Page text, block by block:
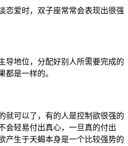
恋爱时，双子座常常会表现出很强
导地位，分配好别人所需要完成的
是一样的。
就可以了，有的人是控制欲很强的
会轻易付出真心，一旦真的付出
产生于天蝎本身是一个比较强势的